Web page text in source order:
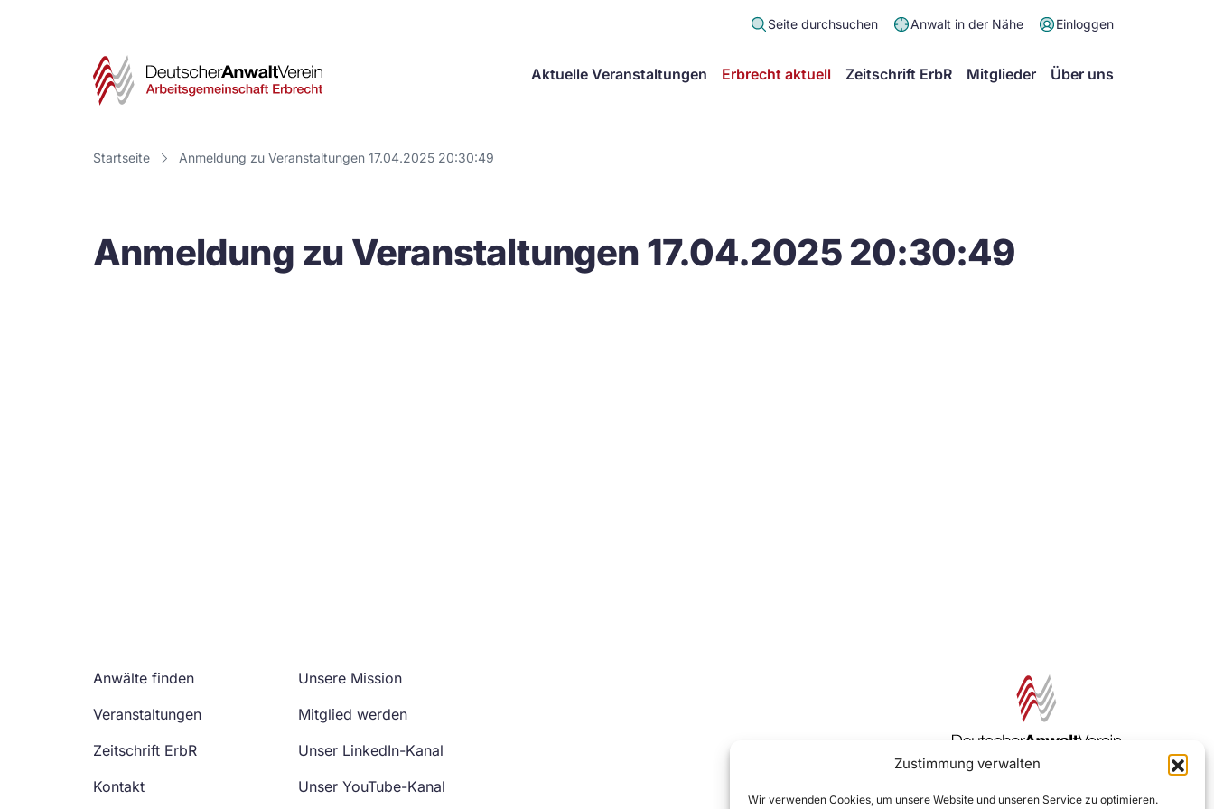
Zustimmung verwalten
Wir verwenden Cookies, um unsere Website und unseren Service zu optimieren.
Seite durchsuchen Anwalt in der Nähe Einloggen
Deutscher
Verein
Arbeitsgemeinschaft
Aktuelle Veranstaltungen Erbrecht aktuell Zeitschrift ErbR Mitglieder Über uns
Startseite Anmeldung zu Veranstaltungen 17.04.2025 20:30:49
Anmeldung zu Veranstaltungen 17.04.2025 20:30:49
Anwälte finden
Veranstaltungen
Zeitschrift ErbR
Kontakt
Unsere Mission
Mitglied werden
Unser LinkedIn-Kanal
Unser YouTube-Kanal
Zur DAV Webseite